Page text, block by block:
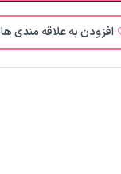
افزودن به علاقه مندی ها